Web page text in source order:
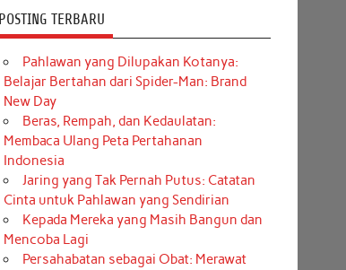
POSTING TERBARU
Pahlawan yang Dilupakan Kotanya:
Belajar Bertahan dari Spider-Man: Brand
New Day
Beras, Rempah, dan Kedaulatan:
Membaca Ulang Peta Pertahanan
Indonesia
Jaring yang Tak Pernah Putus: Catatan
Cinta untuk Pahlawan yang Sendirian
Kepada Mereka yang Masih Bangun dan
Mencoba Lagi
Persahabatan sebagai Obat: Merawat